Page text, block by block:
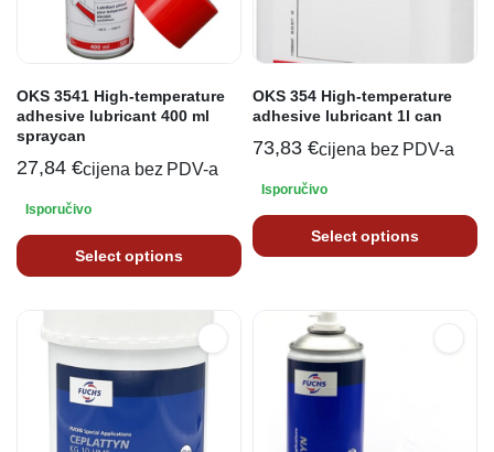
OKS 3541 High-temperature
adhesive lubricant 400 ml
spraycan
27,84 €cijena bez PDV-a
Isporučivo
Select options
OKS 354 High-temperature
adhesive lubricant 1l can
73,83 €cijena bez PDV-a
Isporučivo
Select options